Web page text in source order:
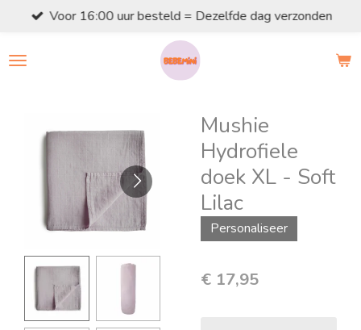
naar
Voor 16:00 uur besteld = Dezelfde dag verzonden
Mushie
Hydrofiele
doek XL - Soft
Lilac
Personaliseer
€ 17,95